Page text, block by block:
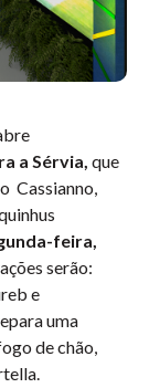
a Sérvia, que
Cassianno,
feira,
serão:
e
uma
de chão,